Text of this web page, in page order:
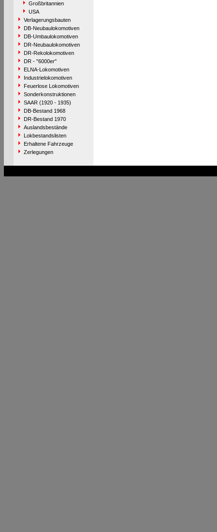
Großbritannien
USA
Verlagerungsbauten
DB-Neubaulokomotiven
DB-Umbaulokomotiven
DR-Neubaulokomotiven
DR-Rekolokomotiven
DR - "6000er"
ELNA-Lokomotiven
Industrielokomotiven
Feuerlose Lokomotiven
Sonderkonstruktionen
SAAR (1920 - 1935)
DB-Bestand 1968
DR-Bestand 1970
Auslandsbestände
Lokbestandslisten
Erhaltene Fahrzeuge
Zerlegungen